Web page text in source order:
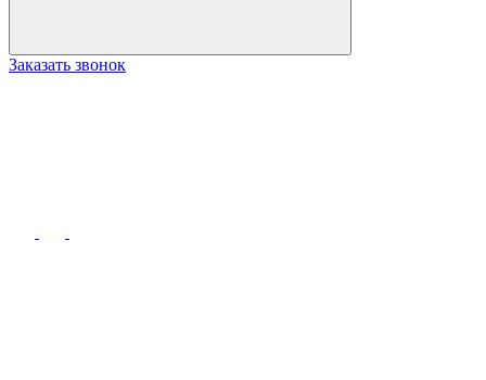
Заказать звонок